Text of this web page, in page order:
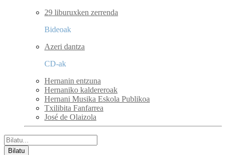
29 liburuxken zerrenda
Bideoak
Azeri dantza
CD-ak
Hernanin entzuna
Hernaniko kaldereroak
Hernani Musika Eskola Publikoa
Txilibita Fanfarrea
José de Olaizola